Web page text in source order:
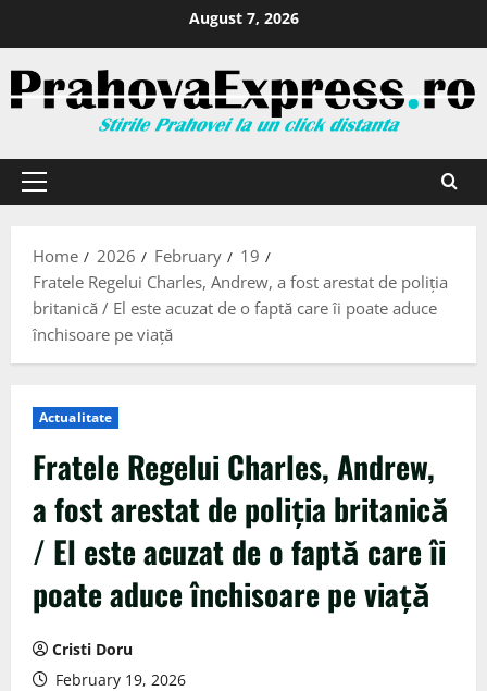
August 7, 2026
Home 2026 February
19
Fratele Regelui Charles, Andrew, a fost arestat de poliția
britanică / El este acuzat de o faptă care îi poate aduce
închisoare pe viață
Actualitate
Fratele Regelui Charles, Andrew,
a fost arestat de poliția britanică
/ El este acuzat de o faptă care îi
poate aduce închisoare pe viață
Cristi Doru
February 19, 2026